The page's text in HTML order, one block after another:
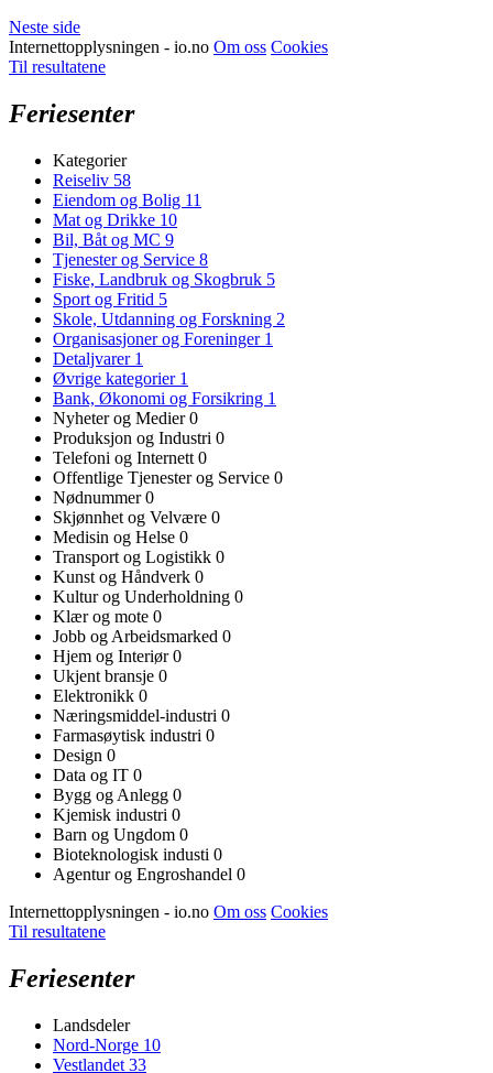
Neste side
Internettopplysningen - io.no Om oss Cookies
Til resultatene
Feriesenter
Kategorier
Reiseliv 58
Eiendom og Bolig 11
Mat og Drikke 10
Bil, Båt og MC 9
Tjenester og Service 8
Fiske, Landbruk og Skogbruk 5
Sport og Fritid 5
Skole, Utdanning og Forskning 2
Organisasjoner og Foreninger 1
Detaljvarer 1
Øvrige kategorier 1
Bank, Økonomi og Forsikring 1
Nyheter og Medier0
Produksjon og Industri 0
Telefoni og Internett 0
Offentlige Tjenester og Service 0
Nødnummer0
Skjønnhet og Velvære 0
Medisin og Helse 0
Transport og Logistikk 0
Kunst og Håndverk 0
Kultur og Underholdning 0
Klær og mote 0
Jobb og Arbeidsmarked 0
Hjem og Interiør0
Ukjent bransje 0
Elektronikk 0
Næringsmiddel-industri 0
Farmasøytisk industri 0
Design 0
Data og IT 0
Bygg og Anlegg 0
Kjemisk industri 0
Barn og Ungdom 0
Bioteknologisk industi 0
Agentur og Engroshandel 0
Internettopplysningen - io.no Om oss Cookies
Til resultatene
Feriesenter
Landsdeler
Nord-Norge 10
Vestlandet 33